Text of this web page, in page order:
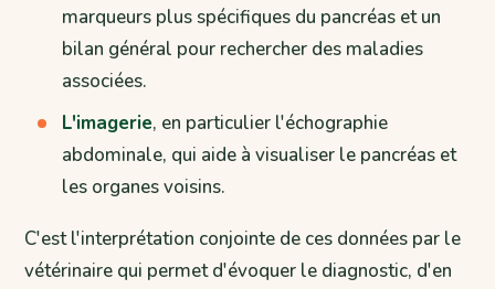
marqueurs plus spécifiques du pancréas et un
bilan général pour rechercher des maladies
associées.
L'imagerie, en particulier l'échographie
abdominale, qui aide à visualiser le pancréas et
les organes voisins.
C'est l'interprétation conjointe de ces données par le
vétérinaire qui permet d'évoquer le diagnostic, d'en